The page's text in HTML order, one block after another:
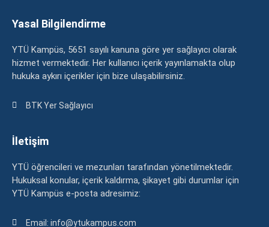
Yasal Bilgilendirme
YTÜ Kampüs, 5651 sayılı kanuna göre yer sağlayıcı olarak
hizmet vermektedir. Her kullanıcı içerik yayınlamakta olup
hukuka aykırı içerikler için bize ulaşabilirsiniz.
BTK Yer Sağlayıcı
İletişim
YTÜ öğrencileri ve mezunları tarafından yönetilmektedir.
Hukuksal konular, içerik kaldırma, şikayet gibi durumlar için
YTÜ Kampüs e-posta adresimiz:
Email: info@ytukampus.com